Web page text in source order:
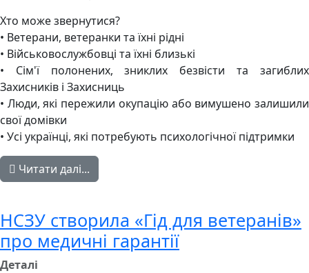
Хто може звернутися?
• Ветерани, ветеранки та їхні рідні
• Військовослужбовці та їхні близькі
• Сім'ї полонених, зниклих безвісти та загиблих
Захисників і Захисниць
• Люди, які пережили окупацію або вимушено залишили
свої домівки
• Усі українці, які потребують психологічної підтримки
Читати далі...
НСЗУ створила «Гід для ветеранів»
про медичні гарантії
Деталі